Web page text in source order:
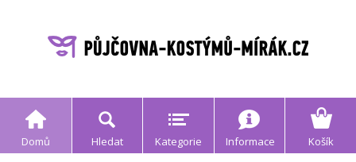
Domů Hledat Kategorie Informace Košík